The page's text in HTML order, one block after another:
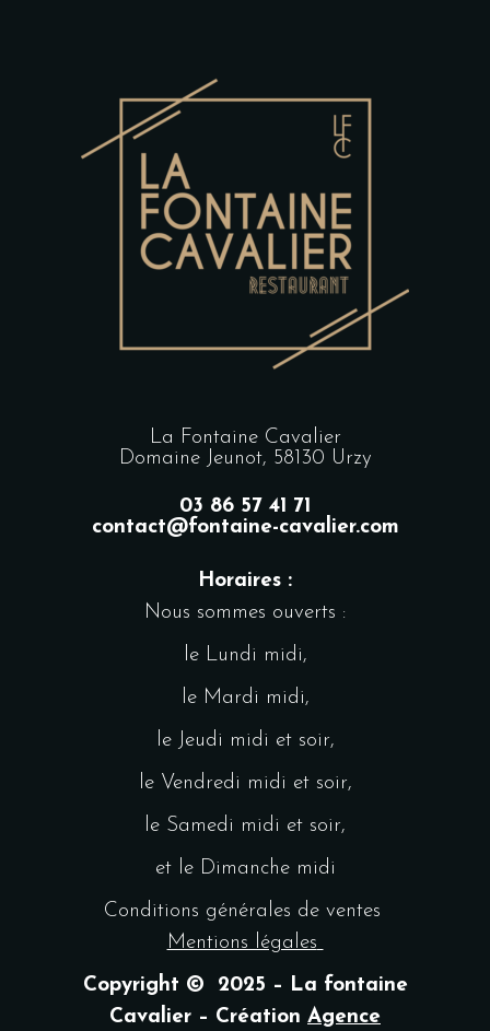
La Fontaine Cavalier
Domaine Jeunot, 58130 Urzy
03 86 57 41 71
contact@fontaine-cavalier.com
Horaires :
Nous sommes ouverts :
le Lundi midi,
le Mardi midi,
le Jeudi midi et soir,
le Vendredi midi et soir,
le Samedi midi et soir,
et le Dimanche midi
Conditions générales de ventes
Mentions légales
Copyright © 2025 – La fontaine
Cavalier – Création Agence